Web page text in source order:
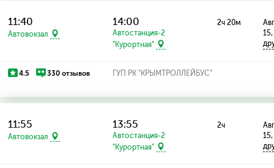
11:40
Автовокзал
14:00
Автостанция-2
"Курортная"
2ч 20м
4.5 330 отзывов ГУП РК "КРЫМТРОЛЛЕЙБУС"
11:55
Автовокзал
13:55
Автостанция-2
"Курортная"
2ч